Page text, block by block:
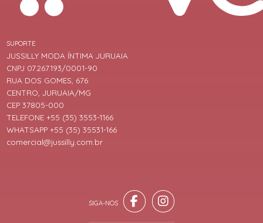
SUPORTE
JUSSILLY MODA ÍNTIMA JURUAIA
CNPJ 07.267.193/0001-90
RUA DOS GOMES, 676
CENTRO, JURUAIA/MG
CEP 37805-000
TELEFONE +55 (35) 3553-1166
WHATSAPP +55 (35) 35531-166
comercial@jussilly.com.br